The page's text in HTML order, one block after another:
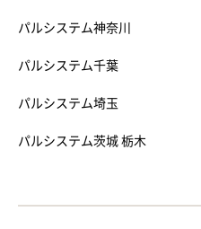
パルシステム神奈川
パルシステム千葉
パルシステム埼玉
パルシステム茨城 栃木